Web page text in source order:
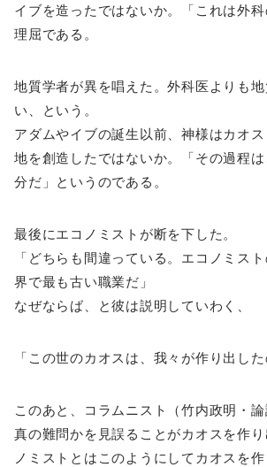
イブを造ったではないか。「これは外
理屈である。
地質学者が異を唱えた。外科医よりも
い、という。
アダムやイブの誕生以前、神様はカオ
地を創造したではないか。「その過程
分だ」というのである。
最後にエコノミストが断を下した。
「どちらも間違っている。エコノミス
界で最も古い職業だ」
なぜならば、と彼は説明していわく、
「この世のカオスは、我々が作り出した
このあと、コラムニスト（竹内政明・
真の難問かを見誤ることがカオスを作
ノミストとはこのようにしてカオスを